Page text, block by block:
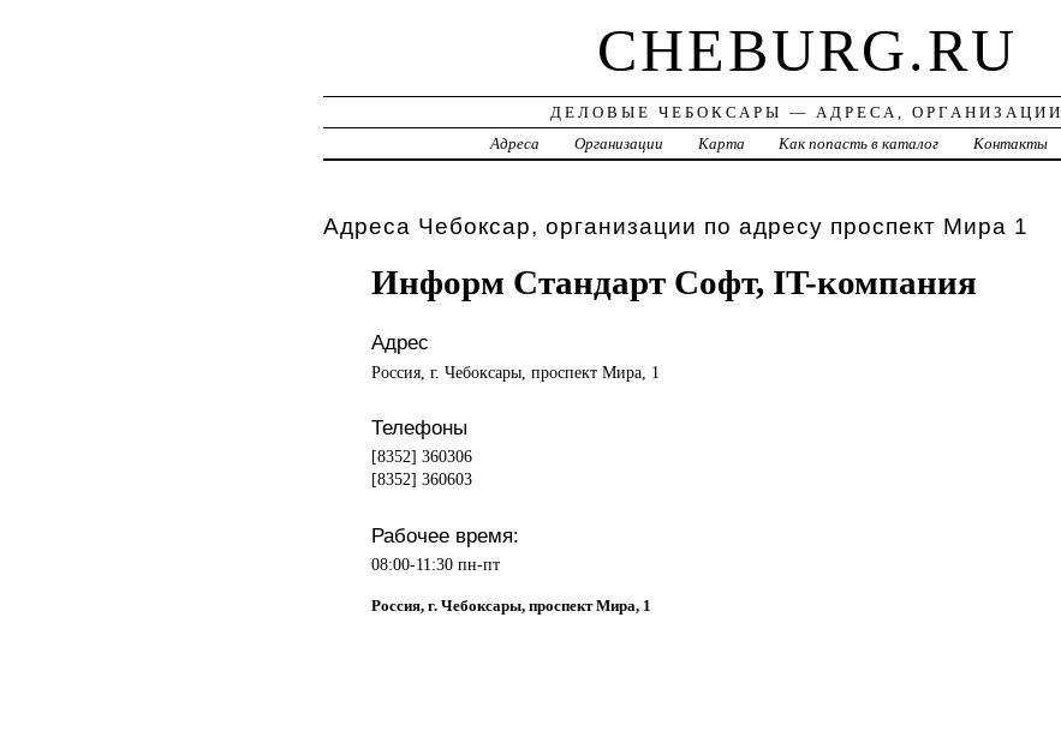
CHEBURG.RU
ДЕЛОВЫЕ ЧЕБОКСАРЫ — АДРЕСА, ОРГАНИЗАЦИИ
Адреса
Организации Карта Как попасть в каталог Контакты
Адреса Чебоксар, организации по адресу проспект Мира 1
Информ Стандарт Софт, IT-компания
Адрес
Россия, г. Чебоксары, проспект Мира, 1
Телефоны
[8352] 360306
[8352] 360603
Рабочее время:
08:00-11:30 пн-пт
Россия, г. Чебоксары, проспект Мира, 1